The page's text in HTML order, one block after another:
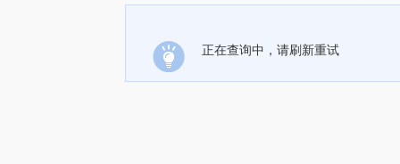
正在查询中，请刷新重试